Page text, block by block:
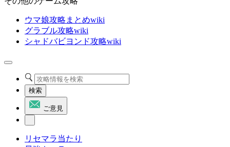
ウマ娘攻略まとめwiki
グラブル攻略wiki
シャドバビヨンド攻略wiki
検索
ご意見
リセマラ当たり